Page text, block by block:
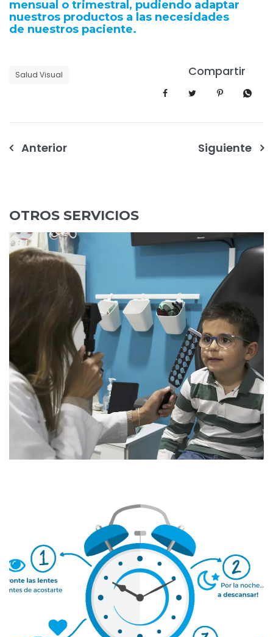
mensual o trimestral, pudiendo adaptar
nuestros productos a las necesidades
de nuestros paciente.
Salud Visual Compartir
Navegación
Anterior Siguiente
OTROS SERVICIOS